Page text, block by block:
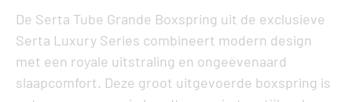
De Serta Tube Grande Boxspring uit de exclusieve
Serta Luxury Series combineert modern design
met een royale uitstraling en ongeëvenaard
slaapcomfort. Deze groot uitgevoerde boxspring is